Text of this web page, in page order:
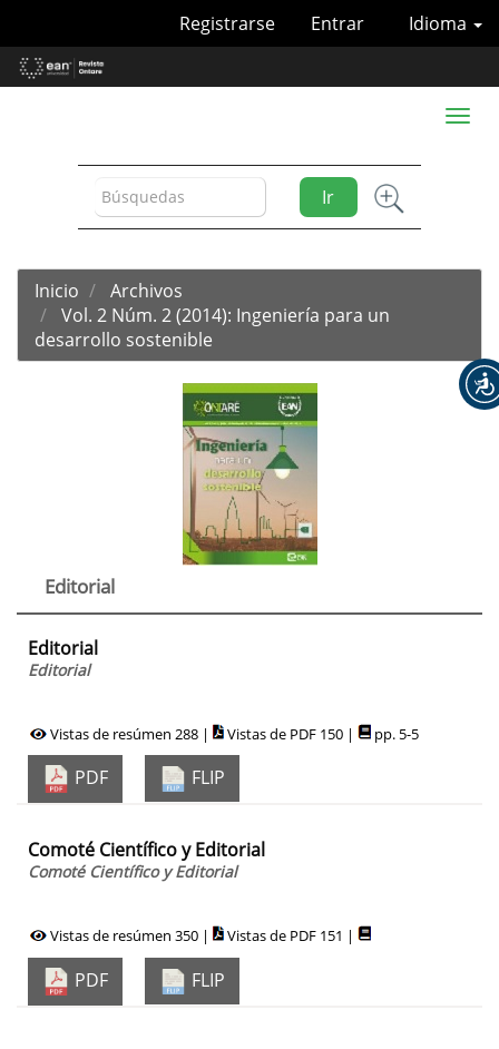
Contenido
principal
Idioma
Registrarse Entrar
Ir
Toggle
Inicio
Archivos
Vol. 2 Núm. 2 (2014): Ingeniería para un
desarrollo sostenible
Editorial
Editorial
Editorial
Vistas de resúmen 288 | Vistas de PDF 150 | pp. 5-5
PDF FLIP
Comoté Científico y Editorial
Comoté Científico y Editorial
Vistas de resúmen 350 | Vistas de PDF 151 |
PDF FLIP